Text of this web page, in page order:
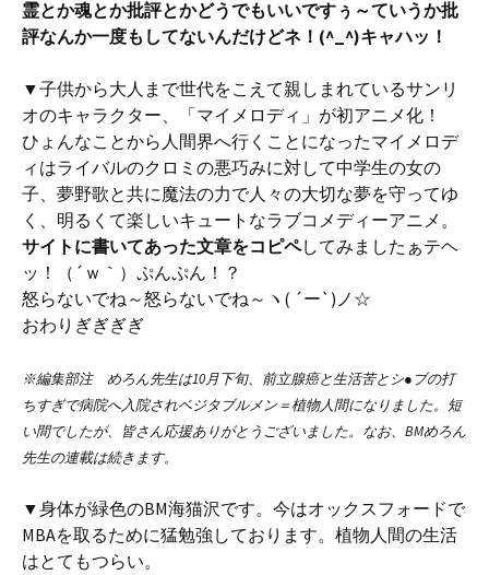
霊とか魂とか批評とかどうでもいいですぅ～ていうか批
評なんか一度もしてないんだけどネ！(^_^)キャハッ！
▼子供から大人まで世代をこえて親しまれているサンリ
オのキャラクター、「マイメロディ」が初アニメ化！
ひょんなことから人間界へ行くことになったマイメロデ
ィはライバルのクロミの悪巧みに対して中学生の女の
子、夢野歌と共に魔法の力で人々の大切な夢を守ってゆ
く、明るくて楽しいキュートなラブコメディーアニメ。
サイトに書いてあった文章をコピペしてみましたぁテヘ
ッ！（´ｗ｀）ぷんぷん！？
怒らないでね～怒らないでね～ヽ( ´ー`)ノ☆
おわりぎぎぎぎ
※編集部注 めろん先生は10月下旬、前立腺癌と生活苦とシ●ブの打
ちすぎで病院へ入院されベジタブルメン＝植物人間になりました。短
い間でしたが、皆さん応援ありがとうございました。なお、BMめろん
先生の連載は続きます。
▼身体が緑色のBM海猫沢です。今はオックスフォードで
MBAを取るために猛勉強しております。植物人間の生活
はとてもつらい。